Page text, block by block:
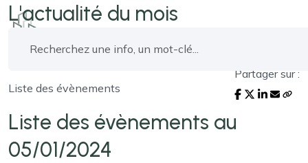
L'actualité du mois
Liste des évènements
Partager sur :
Liste des évènements au
05/01/2024